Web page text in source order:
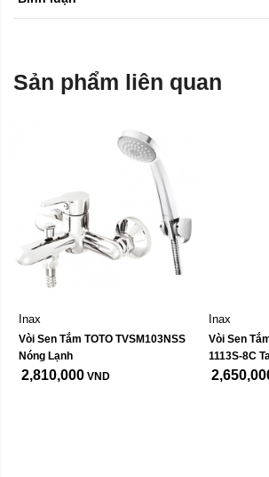
Sản phẩm liên quan
Inax
Vòi Sen Tắm TOTO TVSM103NSS
Nóng Lạnh
2,810,000 VND
Inax
Vòi Sen
1113S-8C